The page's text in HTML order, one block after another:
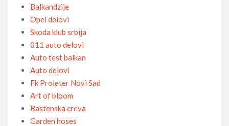
Balkandzije
Opel delovi
Skoda klub srbija
011 auto delovi
Auto test balkan
Auto delovi
Fk Proleter Novi Sad
Art of bloom
Bastenska creva
Garden hoses